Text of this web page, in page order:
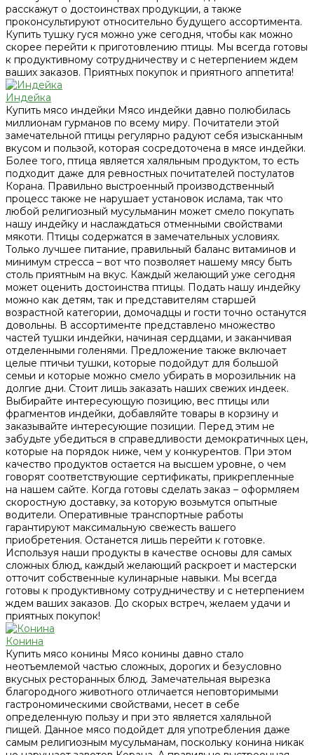
расскажут о достоинствах продукции, а также
проконсультируют относительно будущего ассортимента.
Купить тушку гуся можно уже сегодня, чтобы как можно
скорее перейти к приготовлению птицы. Мы всегда готовы
к продуктивному сотрудничеству и с нетерпением ждем
ваших заказов. Приятных покупок и приятного аппетита!
Индейка
Купить мясо индейки Мясо индейки давно полюбилась
миллионам гурманов по всему миру. Почитатели этой
замечательной птицы регулярно радуют себя изысканным
вкусом и пользой, которая сосредоточена в мясе индейки.
Более того, птица является халяльным продуктом, то есть
подходит даже для ревностных почитателей постулатов
Корана. Правильно выстроенный производственный
процесс также не нарушает установок ислама, так что
любой религиозный мусульманин может смело покупать
нашу индейку и наслаждаться отменными свойствами
мякоти. Птицы содержатся в замечательных условиях.
Только лучшее питание, правильный баланс витаминов и
минимум стресса – вот что позволяет нашему мясу быть
столь приятным на вкус. Каждый желающий уже сегодня
может оценить достоинства птицы. Подать нашу индейку
можно как детям, так и представителям старшей
возрастной категории, домочадцы и гости точно останутся
довольны. В ассортименте представлено множество
частей тушки индейки, начиная сердцами, и заканчивая
отделенными голенями. Предложение также включает
целые птичьи тушки, которые подойдут для большой
семьи и которые можно смело убирать в морозильник на
долгие дни. Стоит лишь заказать наших свежих индеек.
Выбирайте интересующую позицию, вес птицы или
фрагментов индейки, добавляйте товары в корзину и
заказывайте интересующие позиции. Перед этим не
забудьте убедиться в справедливости демократичных цен,
которые на порядок ниже, чем у конкурентов. При этом
качество продуктов остается на высшем уровне, о чем
говорят соответствующие сертификаты, прикрепленные
на нашем сайте. Когда готовы сделать заказ – оформляем
скоростную доставку, за которую возьмутся опытные
водители. Оперативные транспортные работы
гарантируют максимальную свежесть вашего
приобретения. Останется лишь перейти к готовке.
Используя наши продукты в качестве основы для самых
сложных блюд, каждый желающий раскроет и мастерски
отточит собственные кулинарные навыки. Мы всегда
готовы к продуктивному сотрудничеству и с нетерпением
ждем ваших заказов. До скорых встреч, желаем удачи и
приятных покупок!
Конина
Купить мясо конины Мясо конины давно стало
неотъемлемой частью сложных, дорогих и безусловно
вкусных ресторанных блюд. Замечательная вырезка
благородного животного отличается неповторимыми
гастрономическими свойствами, несет в себе
определенную пользу и при это является халяльной
пищей. Данное мясо подойдет для употребления даже
самым религиозным мусульманам, поскольку конина никак